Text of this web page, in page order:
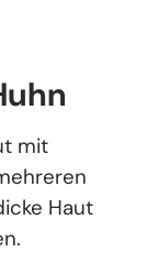
mit
Haut